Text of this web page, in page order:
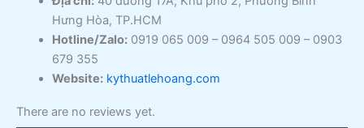
Hưng Hòa, TP.HCM
Hotline/Zalo:0919 065 009 – 0964 505 009 – 0903
679 355
Website: kythuatlehoang.com
There are no reviews yet.